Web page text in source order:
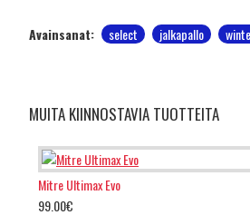
Avainsanat: select jalkapallo
MUITA KIINNOSTAVIA TUOTTEITA
Mitre Ultimax Evo
99.00€